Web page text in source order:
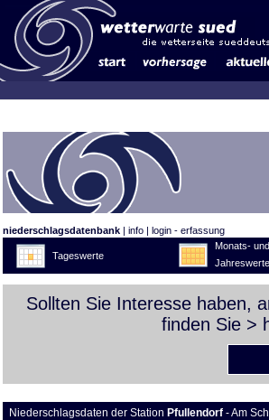
niederschlagsdatenbank | info | login - erfassung
Tageswerte
Monats- und
Jahreswerte
Sollten Sie Interesse haben,
finden Sie >
Niederschlagsdaten der Station Pfullendorf - Am